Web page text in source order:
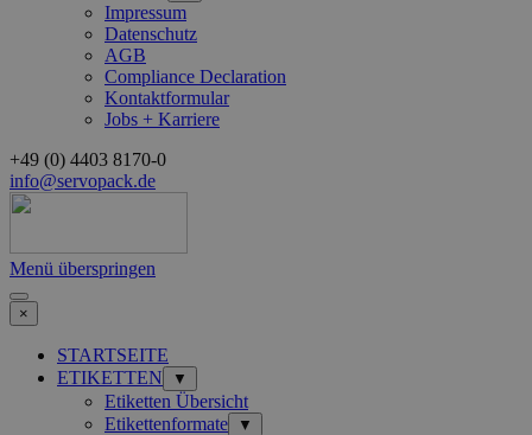
Impressum
Datenschutz
AGB
Compliance Declaration
Kontaktformular
Jobs + Karriere
+49 (0) 4403 8170-0
info@servopack.de
Menü überspringen
×
STARTSEITE
ETIKETTEN
▼
Etiketten Übersicht
Etikettenformate
▼